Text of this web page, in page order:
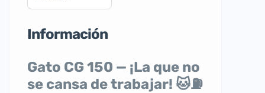
Información
Gato CG 150 — ¡La que no
se cansa de trabajar! 🐱⛽